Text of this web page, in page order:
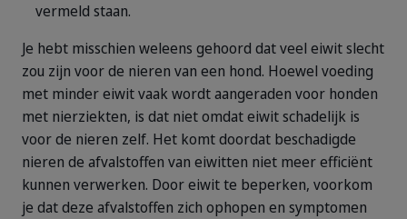
vermeld staan.
Je hebt misschien weleens gehoord dat veel eiwit slecht
zou zijn voor de nieren van een hond. Hoewel voeding
met minder eiwit vaak wordt aangeraden voor honden
met nierziekten, is dat niet omdat eiwit schadelijk is
voor de nieren zelf. Het komt doordat beschadigde
nieren de afvalstoffen van eiwitten niet meer efficiënt
kunnen verwerken. Door eiwit te beperken, voorkom
je dat deze afvalstoffen zich ophopen en symptomen